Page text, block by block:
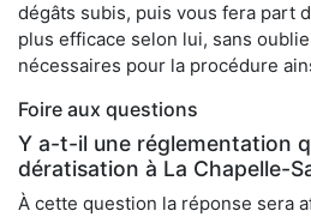
dégâts subis, puis vous fera part
plus efficace selon lui, sans
nécessaires pour la procédure
Foire aux questions
Y a-t-il une réglementation
dératisation à La Chapelle-
À cette question la réponse sera